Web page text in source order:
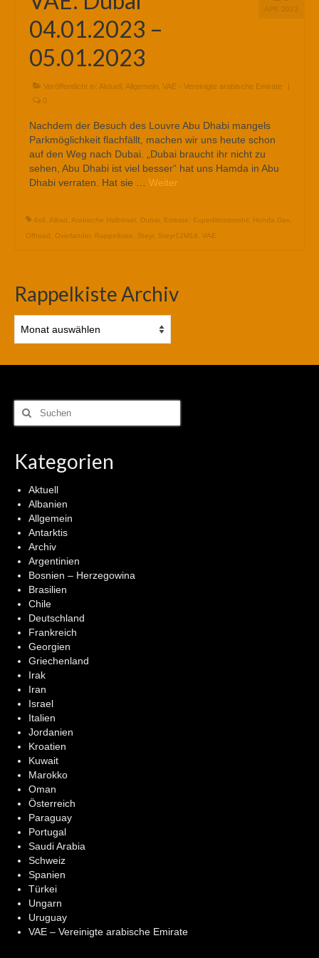
APR. 2023
04.01.2023 –
05.01.2023
Veröffentlicht in: Aktuell Allgemein VAE - Vereinigte arabische Emirate
|
0
Nachdem der Besuch des Louvre Abu Dhabi mangels
Parkmöglichkeit flachfällt, machen wir uns heute schon
auf den Weg nach Dubai. „Dubai braucht ihr nicht zu
sehen, Abu Dhabi ist viel besser“ hat uns Hamda in Abu
Dhabi verraten. Hat sie … Weiter
4x4 Allrad Arabische Halbinsel Dubai Emirate Expeditionsmobil Honda Dax
Offroad
Overlander, Rappelkiste Steyr, Steyr12M18 VAE
Rappelkiste Archiv
Archiv
Suchen
nach:
Kategorien
Aktuell
Albanien
Allgemein
Antarktis
Archiv
Argentinien
Bosnien – Herzegowina
Brasilien
Chile
Deutschland
Frankreich
Georgien
Griechenland
Irak
Iran
Israel
Italien
Jordanien
Kroatien
Kuwait
Marokko
Oman
Österreich
Paraguay
Portugal
Saudi Arabia
Schweiz
Spanien
Türkei
Ungarn
Uruguay
VAE – Vereinigte arabische Emirate